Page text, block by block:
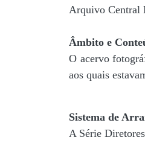
Arquivo Central
Âmbito e
O acervo
aos quais
Sistema de
A Série